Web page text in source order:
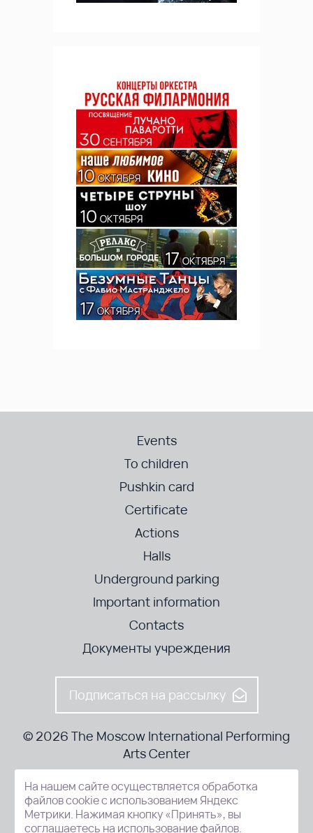
Events
To children
Pushkin card
Certificate
Actions
Halls
Underground parking
Important information
Contacts
Документы учреждения
Подписаться на рассылку
© 2026 The Moscow International Performing
Arts Center
52-8, Kosmodamianskaya nab., Moscow, 115054, Russia
На нашем сайте осуществляется обработка
файлов cookie с использованием Яндекс
Метрики. Нажимая кнопку «Принять», вы
соглашаетесь на использование файлов.